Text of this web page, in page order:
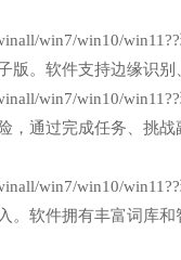
win7/win10/
版。软件支持边缘识
win7/win10/
，通过完成任务、挑
win7/win10/
。软件拥有丰富词库